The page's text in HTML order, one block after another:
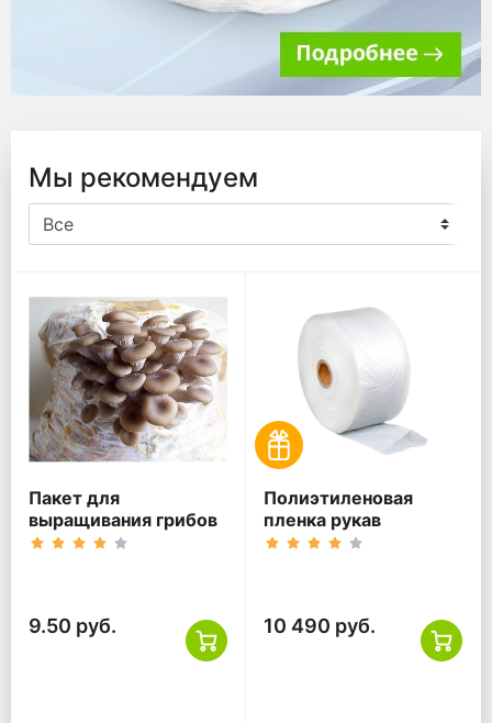
Мы рекомендуем
Пакет для
выращивания грибов
9.50 руб.
Полиэтиленовая
пленка рукав
10 490 руб.